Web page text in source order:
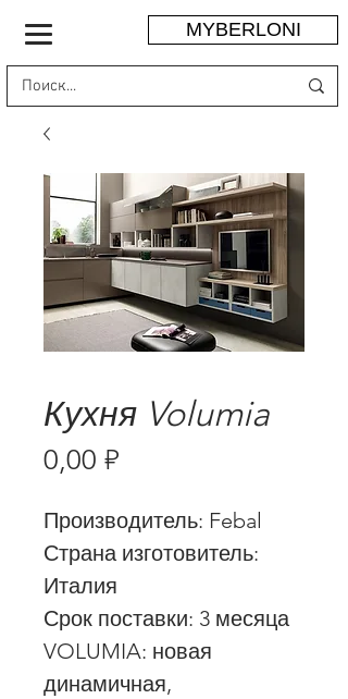
MYBERLONI
Кухня Volumia
0,00 ₽
Производитель: Febal
Страна изготовитель:
Италия
Срок поставки: 3 месяца
VOLUMIA: новая
динамичная,